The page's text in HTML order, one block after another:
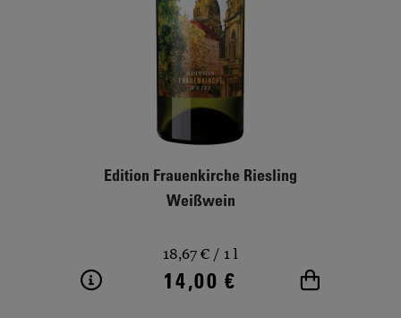
Edition Frauenkirche Riesling
Weißwein
Weitere Informationen
14,00 € In den
18,67 € / 1 l